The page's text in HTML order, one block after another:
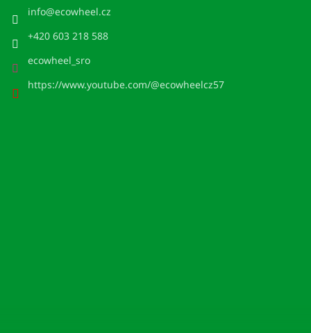
info@ecowheel.cz
+420 603 218 588
ecowheel_sro
https://www.youtube.com/@ecowheelcz57